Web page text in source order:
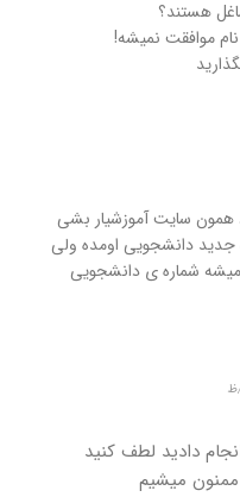
هستند؟
موافقت نمیشه!
همون سایت آموزشیار بشی
جدید دانشجویی اومده ولی
شماره ی دانشجویی
دادید لطف کنید
ممنون میشیم